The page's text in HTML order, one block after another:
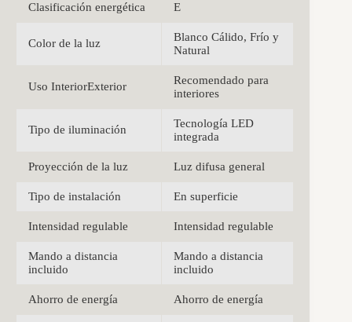
Clasificación energética E
Color de la luz
Blanco Cálido, Frío y
Natural
Uso InteriorExterior
Recomendado para
interiores
Tipo de iluminación
Tecnología LED
integrada
Proyección de la luz Luz difusa general
Tipo de instalación En superficie
Intensidad regulable Intensidad regulable
Mando a distancia
incluido
Mando a distancia
incluido
Ahorro de energía Ahorro de energía